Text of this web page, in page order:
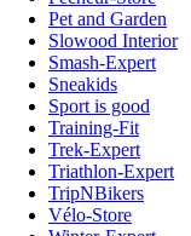
Pet and Garden
Slowood Interior
Smash-Expert
Sneakids
Sport is good
Training-Fit
Trek-Expert
Triathlon-Expert
TripNBikers
Vélo-Store